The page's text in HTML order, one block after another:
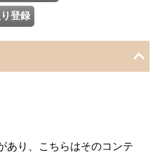
あり、こちらはそのコンテ